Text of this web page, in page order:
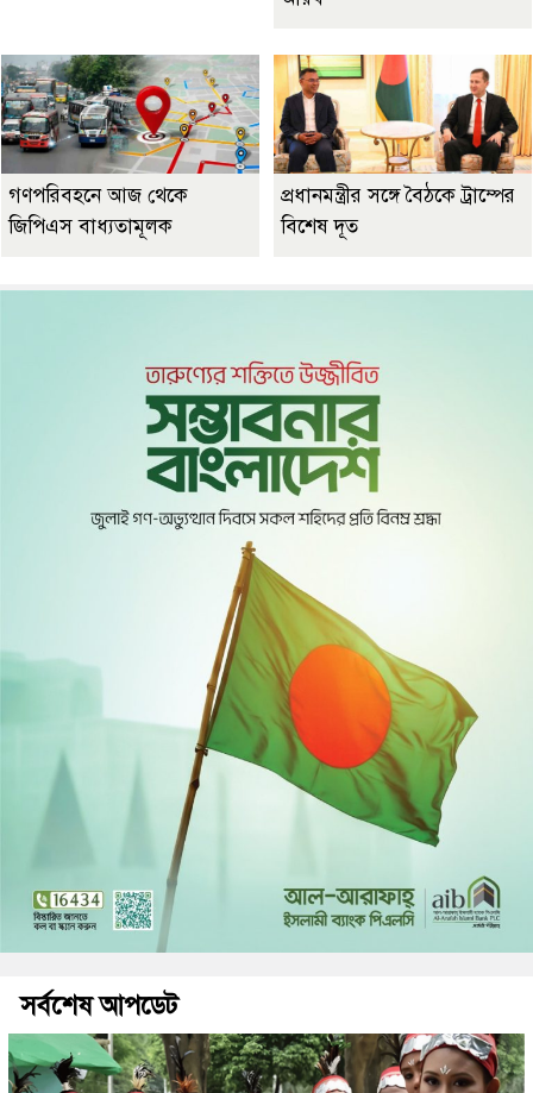
গণপরিবহনে আজ থেকে
জিপিএস বাধ্যতামূলক
প্রধানমন্ত্রীর সঙ্গে বৈঠকে ট্রাম্পের
বিশেষ দূত
সর্বশেষ আপডেট